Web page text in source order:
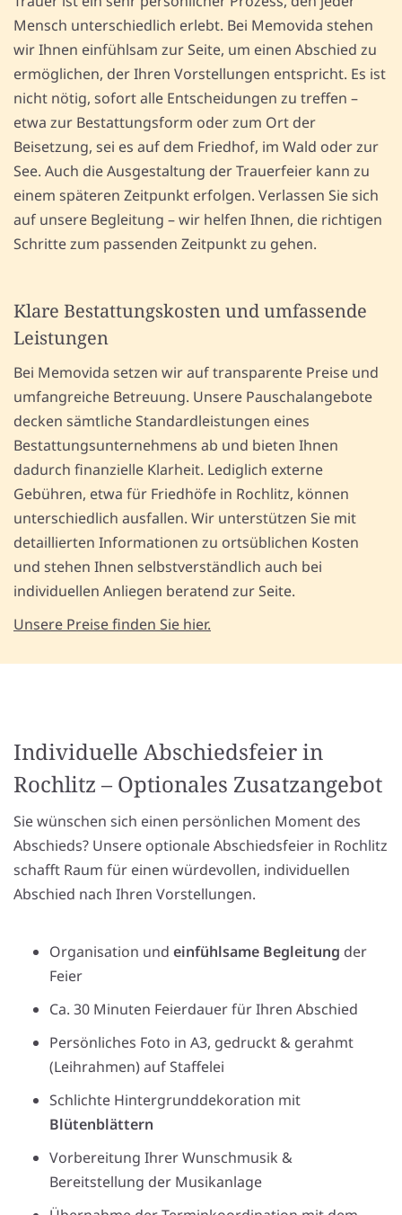
Mensch unterschiedlich erlebt. Bei Memovida stehen
wir Ihnen einfühlsam zur Seite, um einen Abschied zu
ermöglichen, der Ihren Vorstellungen entspricht. Es ist
nicht nötig, sofort alle Entscheidungen zu treffen –
etwa zur Bestattungsform oder zum Ort der
Beisetzung, sei es auf dem Friedhof, im Wald oder zur
See. Auch die Ausgestaltung der Trauerfeier kann zu
einem späteren Zeitpunkt erfolgen. Verlassen Sie sich
auf unsere Begleitung – wir helfen Ihnen, die richtigen
Schritte zum passenden Zeitpunkt zu gehen.
Klare Bestattungskosten und umfassende
Leistungen
Bei Memovida setzen wir auf transparente Preise und
umfangreiche Betreuung. Unsere Pauschalangebote
decken sämtliche Standardleistungen eines
Bestattungsunternehmens ab und bieten Ihnen
dadurch finanzielle Klarheit. Lediglich externe
Gebühren, etwa für Friedhöfe in Rochlitz, können
unterschiedlich ausfallen. Wir unterstützen Sie mit
detaillierten Informationen zu ortsüblichen Kosten
und stehen Ihnen selbstverständlich auch bei
individuellen Anliegen beratend zur Seite.
Unsere Preise finden Sie hier.
Individuelle Abschiedsfeier in
Rochlitz – Optionales Zusatzangebot
Sie wünschen sich einen persönlichen Moment des
Abschieds? Unsere optionale Abschiedsfeier in Rochlitz
schafft Raum für einen würdevollen, individuellen
Abschied nach Ihren Vorstellungen.
Organisation und einfühlsame Begleitung der
Feier
Ca. 30 Minuten Feierdauer für Ihren Abschied
Persönliches Foto in A3, gedruckt & gerahmt
(Leihrahmen) auf Staffelei
Schlichte Hintergrunddekoration mit
Blütenblättern
Vorbereitung Ihrer Wunschmusik &
Bereitstellung der Musikanlage